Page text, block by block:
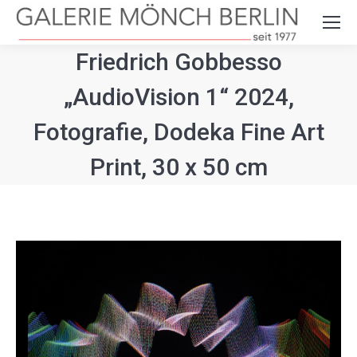
Search:
Friedrich Gobbesso
„AudioVision 1“ 2024,
Fotografie, Dodeka Fine Art
Print, 30 x 50 cm